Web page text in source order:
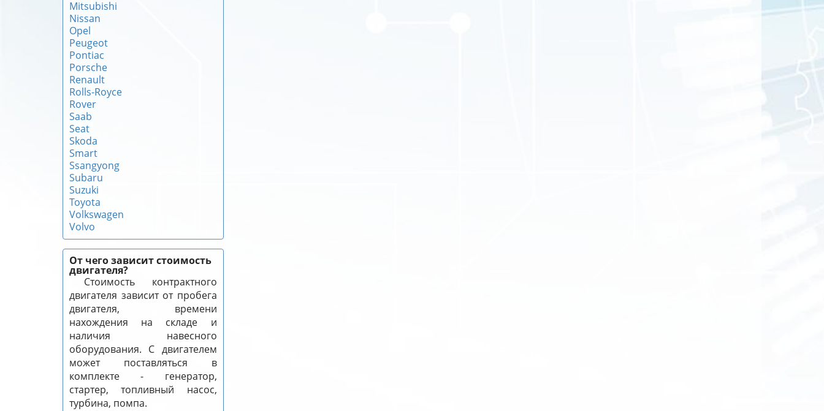
Mitsubishi
Nissan
Opel
Peugeot
Pontiac
Porsche
Renault
Rolls-Royce
Rover
Saab
Seat
Skoda
Smart
Ssangyong
Subaru
Suzuki
Toyota
Volkswagen
Volvo
От чего зависит стоимость
двигателя?
Стоимость контрактного
двигателя зависит от пробега
двигателя, времени
нахождения на складе и
наличия навесного
оборудования. С двигателем
может поставляться в
комплекте - генератор,
стартер, топливный насос,
турбина, помпа.